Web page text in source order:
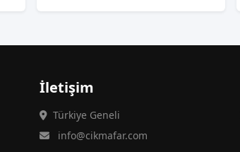
İletişim
Türkiye Geneli
info@cikmafar.com